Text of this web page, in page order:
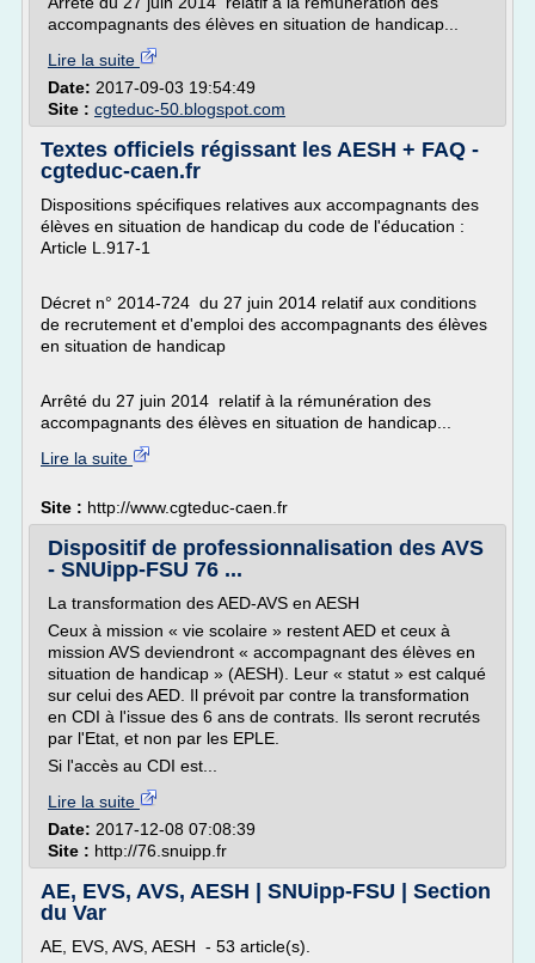
accompagnants des élèves en situation de handicap...
Lire la suite
Date: 2017-09-03 19:54:49
Site : cgteduc-50.blogspot.com
Textes officiels régissant les AESH + FAQ -
cgteduc-caen.fr
Dispositions spécifiques relatives aux accompagnants des
élèves en situation de handicap du code de l'éducation :
Article L.917-1
Décret n° 2014-724 du 27 juin 2014 relatif aux conditions
de recrutement et d'emploi des accompagnants des élèves
en situation de handicap
Arrêté du 27 juin 2014 relatif à la rémunération des
accompagnants des élèves en situation de handicap...
Lire la suite
Site : http://www.cgteduc-caen.fr
Dispositif de professionnalisation des AVS
- SNUipp-FSU 76 ...
La transformation des AED-AVS en AESH
Ceux à mission « vie scolaire » restent AED et ceux à
mission AVS deviendront « accompagnant des élèves en
situation de handicap » (AESH). Leur « statut » est calqué
sur celui des AED. Il prévoit par contre la transformation
en CDI à l'issue des 6 ans de contrats. Ils seront recrutés
par l'Etat, et non par les EPLE.
Si l'accès au CDI est...
Lire la suite
Date: 2017-12-08 07:08:39
Site : http://76.snuipp.fr
AE, EVS, AVS, AESH | SNUipp-FSU | Section
du Var
AE, EVS, AVS, AESH - 53 article(s).